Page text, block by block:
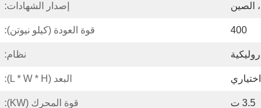
الصين إصدار الشهادات:
400 قوة العودة (كيلو نيوتن):
نظام:
البعد (L * W * H):
3.5 ت قوة المحرك (kW):